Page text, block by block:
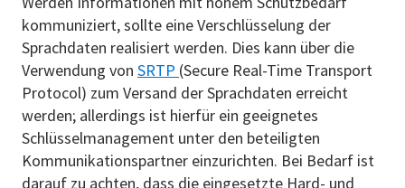
kommuniziert, sollte eine Verschlüsselung der
Sprachdaten realisiert werden. Dies kann über die
Verwendung von SRTP (Secure Real-Time Transport
Protocol) zum Versand der Sprachdaten erreicht
werden; allerdings ist hierfür ein geeignetes
Schlüsselmanagement unter den beteiligten
Kommunikationspartner einzurichten. Bei Bedarf ist
darauf zu achten, dass die eingesetzte Hard- und